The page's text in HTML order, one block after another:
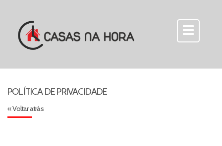
POLÍTICA DE PRIVACIDADE
« Voltar atrás